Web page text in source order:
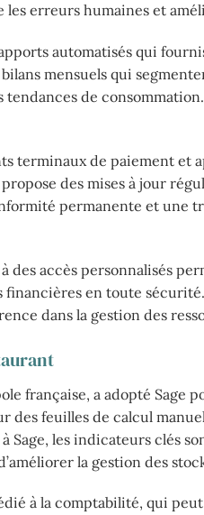
erreurs humaines et
automatisés qui
mensuels qui
de
terminaux de paiement et
des mises à jour
permanente et une
des accès personnalisés
financières en toute
dans la gestion des
française, a adopté Sage
des feuilles de calcul
les indicateurs clés
la gestion des
à la comptabilité, qui